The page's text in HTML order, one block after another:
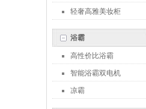
轻奢高雅美妆柜
浴霸
高性价比浴霸
智能浴霸双电机
凉霸